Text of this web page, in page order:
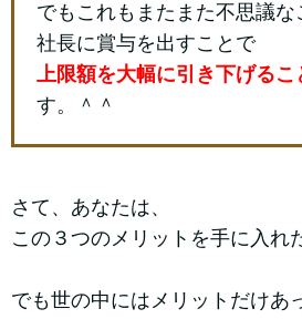
でもこれもまたまた不思議な
社長に賞与を出すことで
上限額を大幅に引き下げるこ
す。＾＾
さて、あなたは、
この３つのメリットを手に入れ
でも世の中にはメリットだけあ